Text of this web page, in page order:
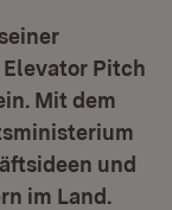
Elevator Pitch
Mit dem
und
im Land.